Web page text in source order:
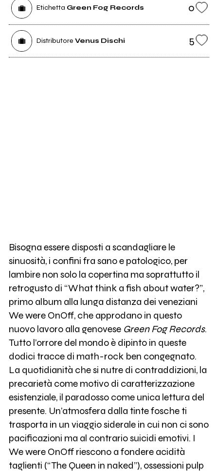
Etichetta Green Fog Records 0
Distributore Venus Dischi 5
Bisogna essere disposti a scandagliare le
sinuosità, i confini fra sano e patologico, per
lambire non solo la copertina ma soprattutto il
retrogusto di “What think a fish about water?”,
primo album alla lunga distanza dei veneziani
We were OnOff, che approdano in questo
nuovo lavoro alla genovese Green Fog Records.
Tutto l’orrore del mondo è dipinto in queste
dodici tracce di math-rock ben congegnato.
La quotidianità che si nutre di contraddizioni, la
precarietà come motivo di caratterizzazione
esistenziale, il paradosso come unica lettura del
presente. Un’atmosfera dalla tinte fosche ti
trasporta in un viaggio siderale in cui non ci sono
pacificazioni ma al contrario suicidi emotivi. I
We were OnOff riescono a fondere acidità
taglienti (“The Queen in naked”), ossessioni pulp